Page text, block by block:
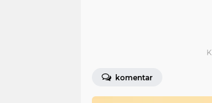
komentar